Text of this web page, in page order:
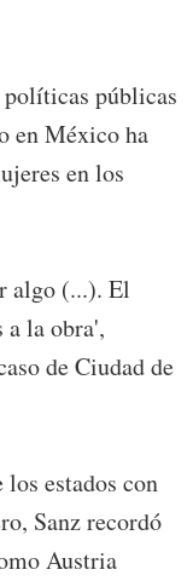
públicas
en México ha
en los
algo (...). El
a la obra',
de Ciudad de
estados con
Sanz recordó
Austria